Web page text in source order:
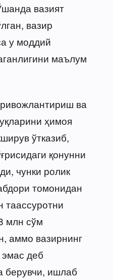
вазият
вазир
у моддий
маълум
ва
ҳимоя
ўтказиб,
қонунни
чунки ролик
томонидан
таассуротни
млн сўм
аммо вазирнинг
эмас деб
берувчи, ишлаб